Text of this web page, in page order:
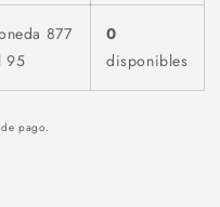
877
95
0
disponibles
pago.